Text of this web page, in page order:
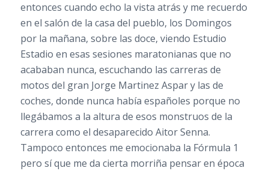
entonces cuando echo la vista atrás y me recuerdo
en el salón de la casa del pueblo, los Domingos
por la mañana, sobre las doce, viendo Estudio
Estadio en esas sesiones maratonianas que no
acababan nunca, escuchando las carreras de
motos del gran Jorge Martinez Aspar y las de
coches, donde nunca había españoles porque no
llegábamos a la altura de esos monstruos de la
carrera como el desaparecido Aitor Senna.
Tampoco entonces me emocionaba la Fórmula 1
pero sí que me da cierta morriña pensar en época